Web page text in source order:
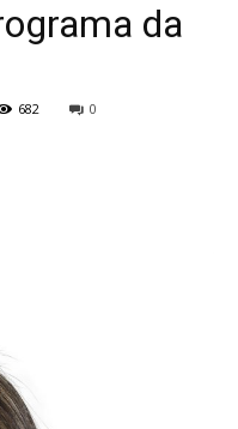
da
682 0